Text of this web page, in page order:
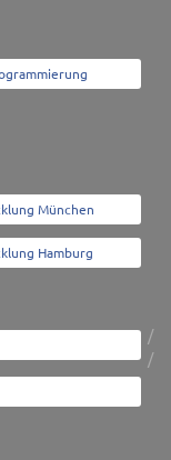
München
Hamburg
/
/